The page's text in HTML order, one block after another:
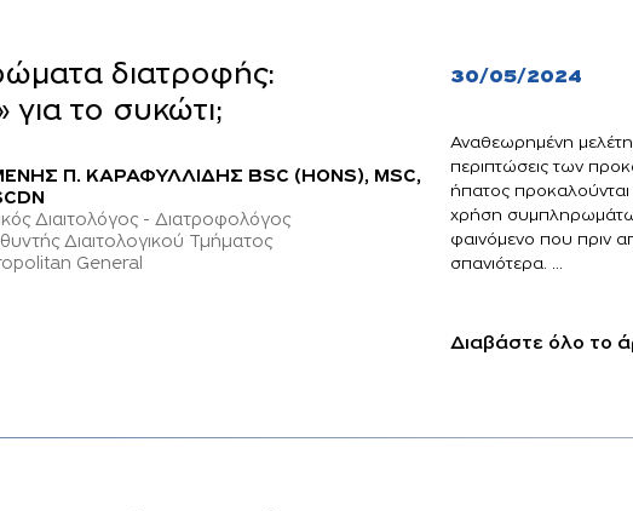
διατροφής:
για το συκώτι;
Π. ΚΑΡΑΦΥΛΛΙΔΗΣ BSC (HONS), MSC,
Διαιτολόγος - Διατροφολόγος
Διαιτολογικού Τμήματος
General
30/05/2024
Αναθεωρημένη μελέτη
περιπτώσεις των
ήπατος
χρήση
φαινόμενο που πριν
σπανιότερα. ...
Διαβάστε όλο το